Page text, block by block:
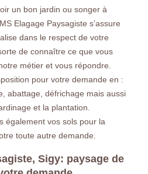
un bon jardin ou songer à
Elagage Paysagiste s’assure
dans le respect de votre
de connaître ce que vous
métier et vous répondre.
pour votre demande en :
abattage, défrichage mais aussi
et la plantation.
également vos sols pour la
toute autre demande.
Sigy: paysage de